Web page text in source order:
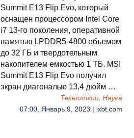
Summit E13 Flip Evo, который
оснащен процессором Intel Core
i7 13-го поколения, оперативной
памятью LPDDR5-4800 объемом
до 32 ГБ и твердотельным
накопителем емкостью 1 ТБ. MSI
Summit E13 Flip Evo получил
экран диагональю 13,4 дюйм …
Технологии, Наука
07:00, Январь 9, 2023 | ixbt.com